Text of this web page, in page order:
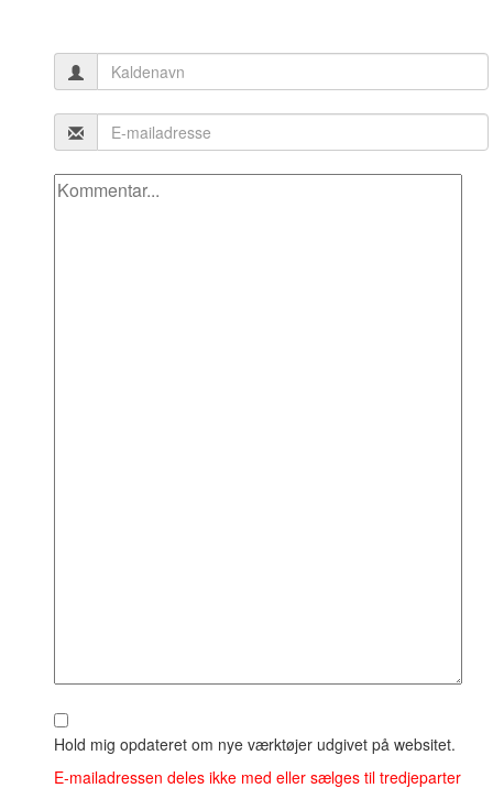
Hold mig opdateret om nye værktøjer udgivet på websitet.
E‑mailadressen deles ikke med eller sælges til tredjeparter